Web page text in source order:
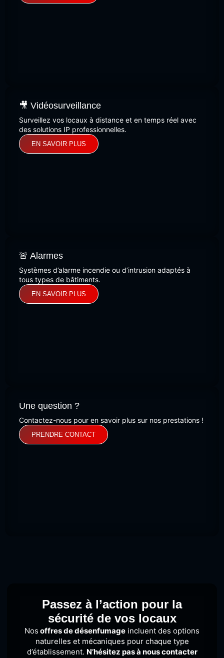
🎥 Vidéosurveillance
Surveillez vos locaux à distance et en temps réel avec
des solutions IP professionnelles.
EN SAVOIR PLUS
🚨 Alarmes
Systèmes d’alarme incendie ou d’intrusion adaptés à
tous types de bâtiments.
EN SAVOIR PLUS
Une question ?
Contactez-nous pour en savoir plus sur nos prestations !
PRENDRE CONTACT
Passez à l’action pour la
sécurité de vos locaux
Nos offres de désenfumage incluent des options
naturelles et mécaniques pour chaque type
d’établissement. N’hésitez pas à nous contacter